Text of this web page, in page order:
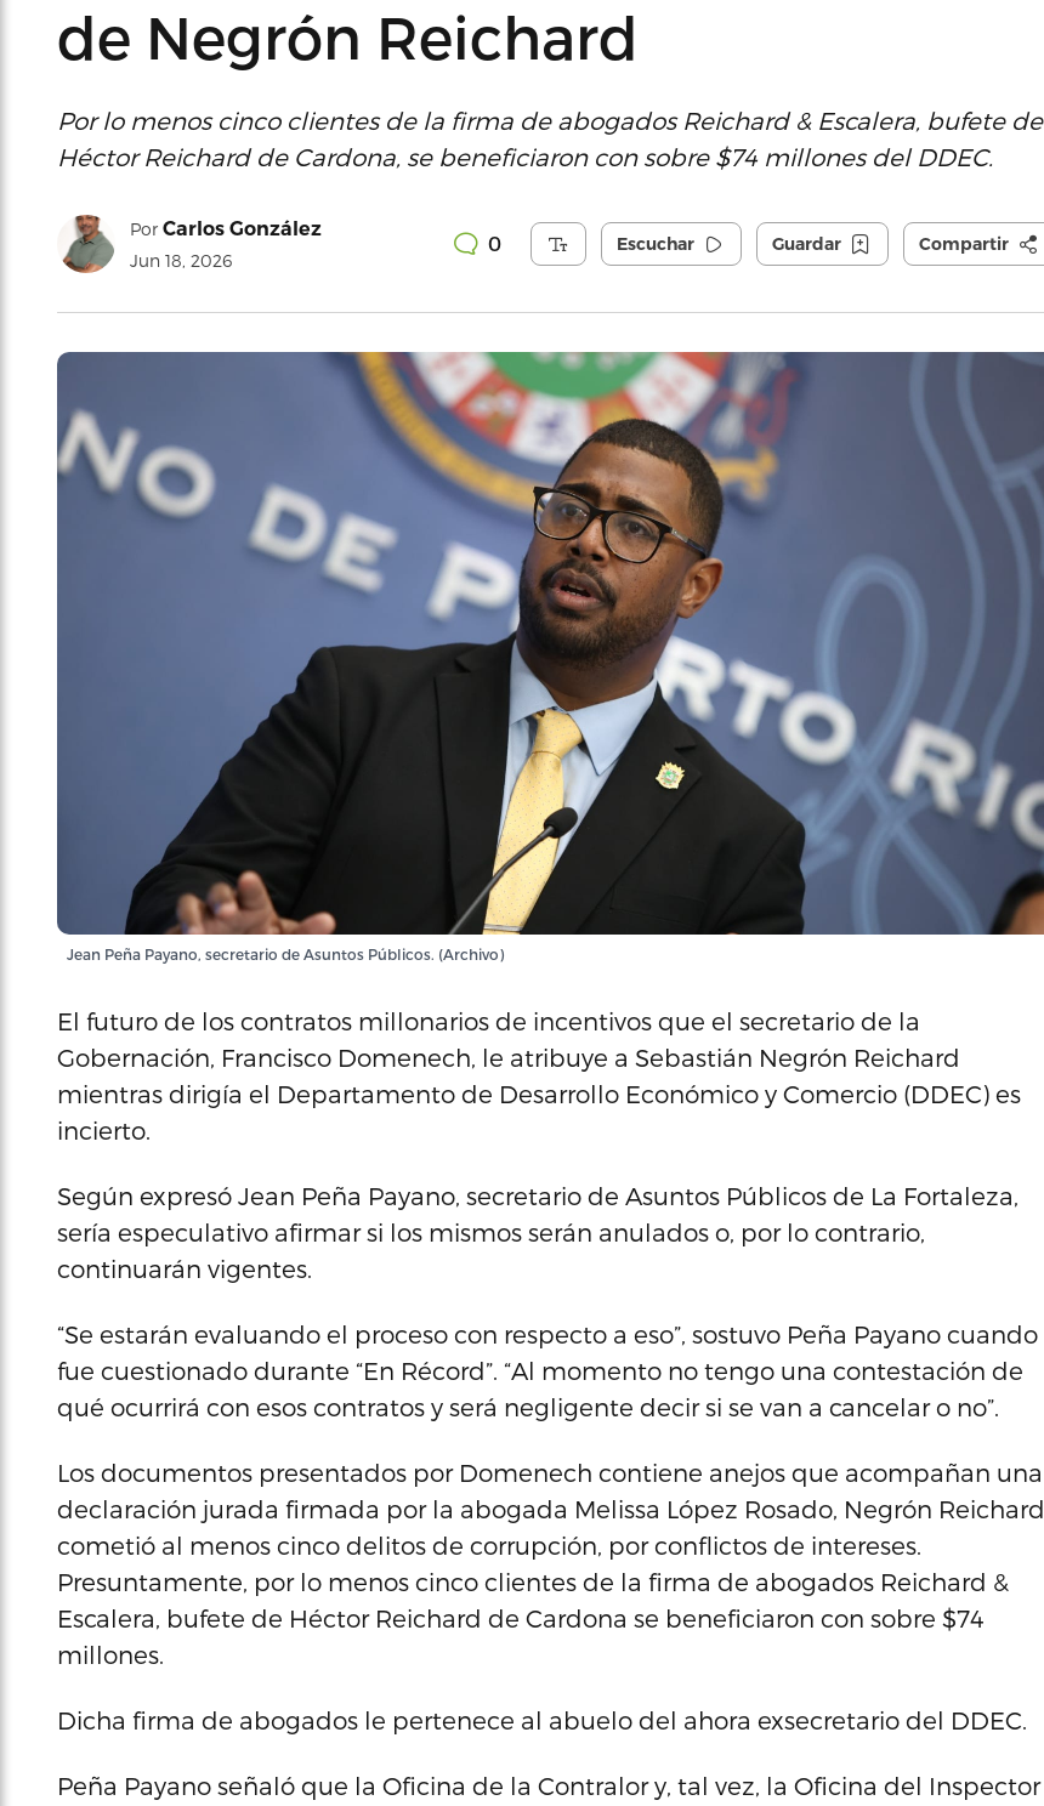
de Negrón Reichard
Por lo menos cinco clientes de la firma de abogados Reichard & Escalera, bufete de
Héctor Reichard de Cardona, se beneficiaron con sobre $74 millones del DDEC.
Por Carlos González
Jun 18, 2026
0 Escuchar Guardar Compartir
Jean Peña Payano, secretario de Asuntos Públicos. (Archivo)
El futuro de los contratos millonarios de incentivos que el secretario de la
Gobernación, Francisco Domenech, le atribuye a Sebastián Negrón Reichard
mientras dirigía el Departamento de Desarrollo Económico y Comercio (DDEC) es
incierto.
Según expresó Jean Peña Payano, secretario de Asuntos Públicos de La Fortaleza,
sería especulativo afirmar si los mismos serán anulados o, por lo contrario,
continuarán vigentes.
“Se estarán evaluando el proceso con respecto a eso”, sostuvo Peña Payano cuando
fue cuestionado durante “En Récord”. “Al momento no tengo una contestación de
qué ocurrirá con esos contratos y será negligente decir si se van a cancelar o no”.
Los documentos presentados por Domenech contiene anejos que acompañan una
declaración jurada firmada por la abogada Melissa López Rosado, Negrón Reichard
cometió al menos cinco delitos de corrupción, por conflictos de intereses.
Presuntamente, por lo menos cinco clientes de la firma de abogados Reichard &
Escalera, bufete de Héctor Reichard de Cardona se beneficiaron con sobre $74
millones.
Dicha firma de abogados le pertenece al abuelo del ahora exsecretario del DDEC.
Peña Payano señaló que la Oficina de la Contralor y, tal vez, la Oficina del Inspector